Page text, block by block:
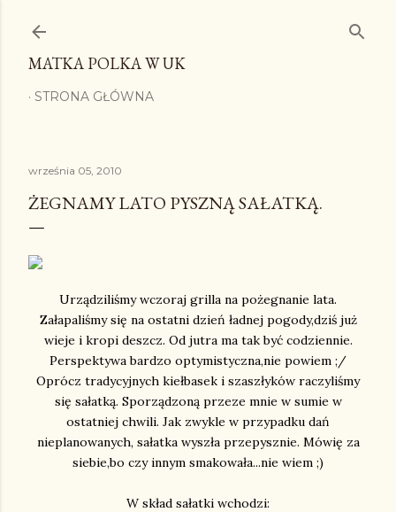
MATKA POLKA W UK
STRONA GŁÓWNA
września 05, 2010
ŻEGNAMY LATO PYSZNĄ SAŁATKĄ.
Urządziliśmy wczoraj grilla na pożegnanie lata.
Załapaliśmy się na ostatni dzień ładnej pogody,dziś już
wieje i kropi deszcz. Od jutra ma tak być codziennie.
Perspektywa bardzo optymistyczna,nie powiem ;/
Oprócz tradycyjnych kiełbasek i szaszłyków raczyliśmy
się sałatką. Sporządzoną przeze mnie w sumie w
ostatniej chwili. Jak zwykle w przypadku dań
nieplanowanych, sałatka wyszła przepysznie. Mówię za
siebie,bo czy innym smakowała...nie wiem ;)
W skład sałatki wchodzi: